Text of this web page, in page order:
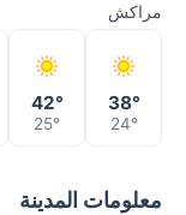
مراكش
38°
24°
42°
25°
معلومات المدينة